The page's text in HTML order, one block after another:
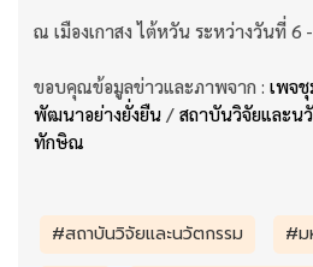
ณ เมืองเกาสง ไต้หวัน ระหว่างวันที่ 6
ขอบคุณข้อมูลข่าวและภาพจาก : เพจ
พัฒนาอย่างยั่งยืน / สถาบันวิจัยและน
ทักษิณ
#สถาบันวิจัยและนวัตกรรม
#ม